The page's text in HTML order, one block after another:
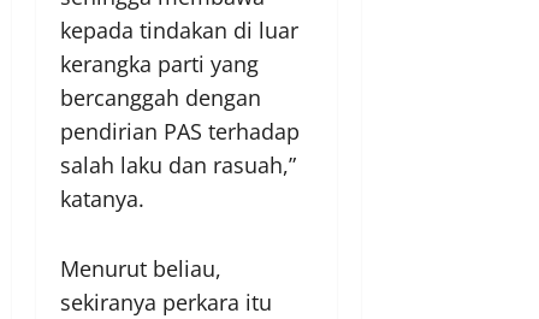
kepada tindakan di luar
kerangka parti yang
bercanggah dengan
pendirian PAS terhadap
salah laku dan rasuah,”
katanya.
Menurut beliau,
sekiranya perkara itu